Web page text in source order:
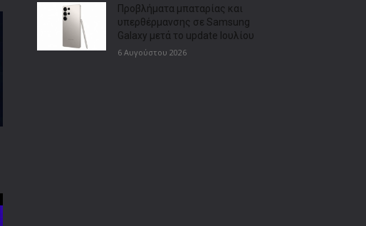
Προβλήματα μπαταρίας και
υπερθέρμανσης σε Samsung
Galaxy μετά το update Ιουλίου
6 Αυγούστου 2026